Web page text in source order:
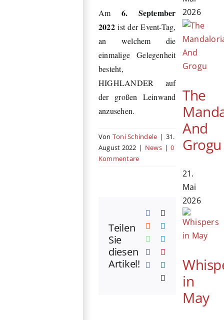
Am 6. September
2022ist der Event-Tag,
an welchem die
einmalige Gelegenheit
besteht,
HIGHLANDER auf
der großen Leinwand
anzusehen.
Von Toni Schindele | 31.
August 2022 | News | 0
Kommentare
Teilen
Sie
diesen
Artikel!
Facebook
Reddit LinkedIn
WhatsApp
Telegram
Tumblr
2026
The
And
Grogu
21.
Mai
2026
in
May